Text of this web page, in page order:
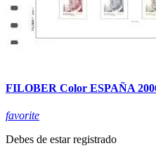
FILOBER Color ESPAÑA
favorite
Debes de estar registrado